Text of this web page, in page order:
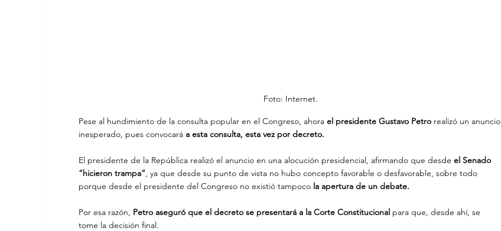
Foto: Internet.
Pese al hundimiento de la consulta popular en el Congreso, ahora el presidente Gustavo Petro realizó un anuncio
inesperado, pues convocará a esta consulta, esta vez por decreto.
El presidente de la República realizó el anuncio en una alocución presidencial, afirmando que desde el Senado
“hicieron trampa”, ya que desde su punto de vista no hubo concepto favorable o desfavorable, sobre todo
porque desde el presidente del Congreso no existió tampoco la apertura de un debate.
Por esa razón, Petro aseguró que el decreto se presentará a la Corte Constitucional para que, desde ahí, se
tome la decisión final.